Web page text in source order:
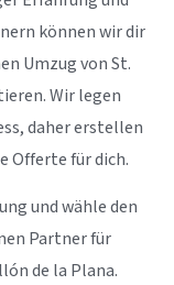
können wir dir
Umzug von St.
Wir legen
daher erstellen
Offerte für dich.
und wähle den
Partner für
de la Plana.